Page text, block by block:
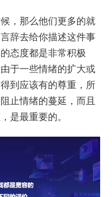
，那么他们更多的就
辞去给你描述这件事
态度都是非常积极
于一些情绪的扩大或
到应该有的尊重，所
止情绪的蔓延，而且
是最重要的。